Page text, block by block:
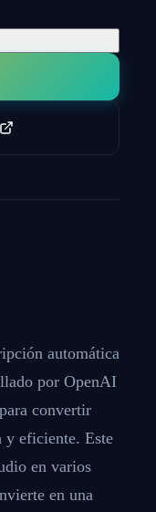
automática
por OpenAI
convertir
y eficiente. Este
en varios
en una